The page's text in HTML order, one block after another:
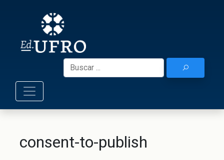
content
Buscar:
consent-to-publish